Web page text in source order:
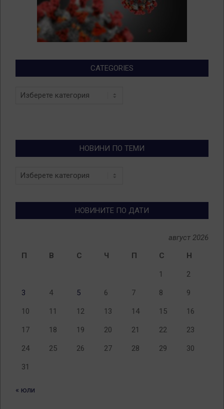
CATEGORIES
Categories
НОВИНИ ПО ТЕМИ
Новини
НОВИНИТЕ ПО ДАТИ
август 2026
П
В С Ч П С Н
1 2
3 4 5 6 7 8 9
10 11 12 13 14 15 16
17 18 19 20 21 22 23
24 25 26 27 28 29 30
31
« юли